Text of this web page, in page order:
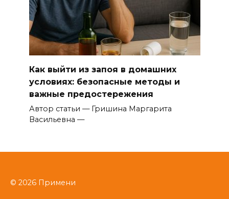
Как выйти из запоя в домашних
условиях: безопасные методы и
важные предостережения
Автор статьи — Гришина Маргарита
Васильевна —
© 2026 Примени